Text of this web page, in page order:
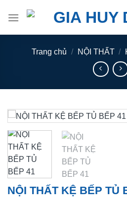
Trang chủ / NỘI THẤT /
NỘI THẤT KỆ BẾP TỦ